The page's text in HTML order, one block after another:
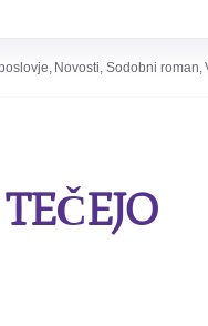
Novosti Sodobni roman